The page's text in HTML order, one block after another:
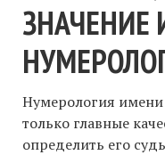
ЗНАЧЕНИЕ
Нумерология имени
только главные
определить его